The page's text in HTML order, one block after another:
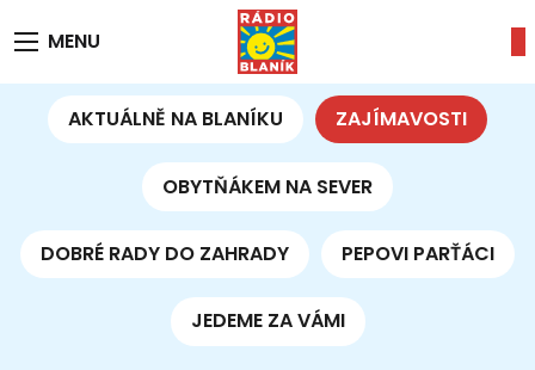
MENU
AKTUÁLNĚ NA BLANÍKU ZAJÍMAVOSTI
OBYTŇÁKEM NA SEVER
DOBRÉ RADY DO ZAHRADY PEPOVI PARŤÁCI
JEDEME ZA VÁMI